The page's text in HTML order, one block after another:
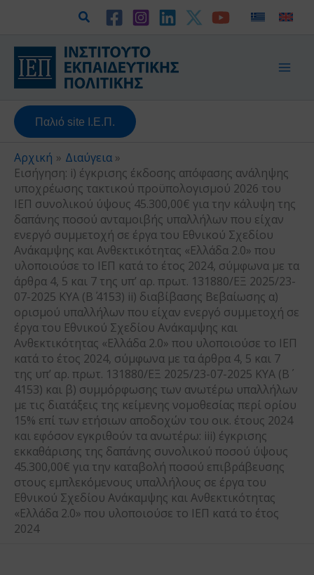
περιεχόμενο
Αναζήτηση
Παλιό site Ι.Ε.Π.
Αρχική
Διαύγεια
Εισήγηση: i) έγκρισης έκδοσης απόφασης ανάληψης
υποχρέωσης τακτικού προϋπολογισμού 2026 του
ΙΕΠ συνολικού ύψους 45.300,00€ για την κάλυψη της
δαπάνης ποσού ανταμοιβής υπαλλήλων που είχαν
ενεργό συμμετοχή σε έργα του Εθνικού Σχεδίου
Ανάκαμψης και Ανθεκτικότητας «Ελλάδα 2.0» που
υλοποιούσε το ΙΕΠ κατά το έτος 2024, σύμφωνα με τα
άρθρα 4, 5 και 7 της υπ’ αρ. πρωτ. 131880/ΕΞ 2025/23-
07-2025 ΚΥΑ (Β΄ 4153) ii) διαβίβασης Βεβαίωσης α)
ορισμού υπαλλήλων που είχαν ενεργό συμμετοχή σε
έργα του Εθνικού Σχεδίου Ανάκαμψης και
Ανθεκτικότητας «Ελλάδα 2.0» που υλοποιούσε το ΙΕΠ
κατά το έτος 2024, σύμφωνα με τα άρθρα 4, 5 και 7
της υπ’ αρ. πρωτ. 131880/ΕΞ 2025/23-07-2025 ΚΥΑ (Β΄
4153) και β) συμμόρφωσης των ανωτέρω υπαλλήλων
με τις διατάξεις της κείμενης νομοθεσίας περί ορίου
15% επί των ετήσιων αποδοχών του οικ. έτους 2024
και εφόσον εγκριθούν τα ανωτέρω: iii) έγκρισης
εκκαθάρισης της δαπάνης συνολικού ποσού ύψους
45.300,00€ για την καταβολή ποσού επιβράβευσης
στους εμπλεκόμενους υπαλλήλους σε έργα του
Εθνικού Σχεδίου Ανάκαμψης και Ανθεκτικότητας
«Ελλάδα 2.0» που υλοποιούσε το ΙΕΠ κατά το έτος
2024